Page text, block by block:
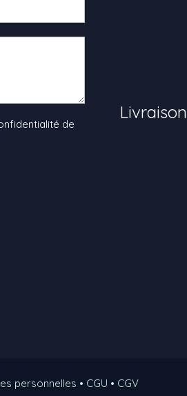
de
Livraison
personnelles • CGU • CGV